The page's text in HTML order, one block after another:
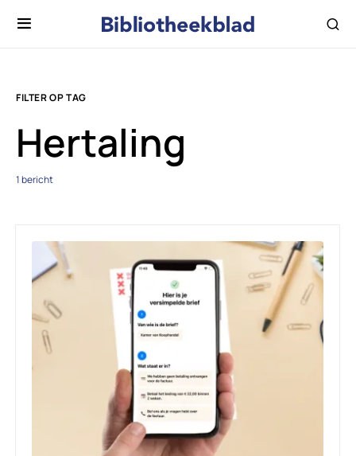
FILTER OP TAG
Hertaling
1 bericht